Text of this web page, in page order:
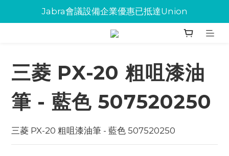
Jabra會議設備企業優惠已抵達Union
Jabra會議設備企業優惠已抵達Union
環保碳粉歡迎大量下單
三菱 PX-20 粗咀漆油
筆 - 藍色 507520250
三菱 PX-20 粗咀漆油筆 - 藍色 507520250